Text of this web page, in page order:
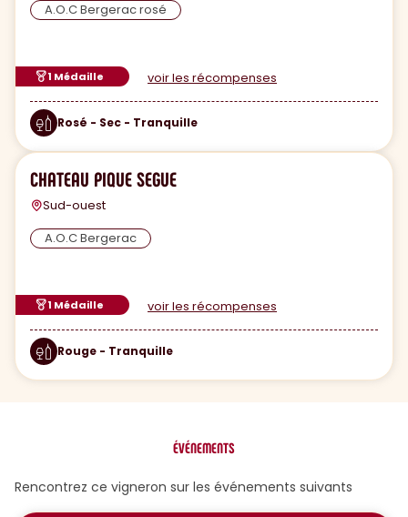
A.O.C Bergerac rosé
1 Médaille voir les récompenses
Rosé - Sec - Tranquille
CHATEAU PIQUE SEGUE
Sud-ouest
A.O.C Bergerac
1 Médaille voir les récompenses
Rouge - Tranquille
ÉVÉNEMENTS
Rencontrez ce vigneron sur les événements suivants